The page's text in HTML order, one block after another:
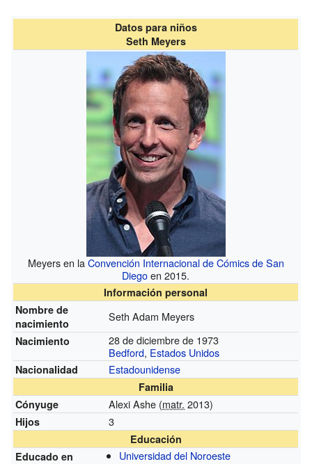
Datos para niños
Seth Meyers
Meyers en laConvención Internacional de Cómics de San
Diegoen 2015.
Información personal
Nombre de
nacimiento
Seth Adam Meyers
Nacimiento
28 de diciembre de 1973
Bedford, Estados Unidos
Nacionalidad Estadounidense
Familia
Cónyuge
Alexi Ashe (matr. 2013)
Hijos 3
Educación
Educado en
Universidad del Noroeste